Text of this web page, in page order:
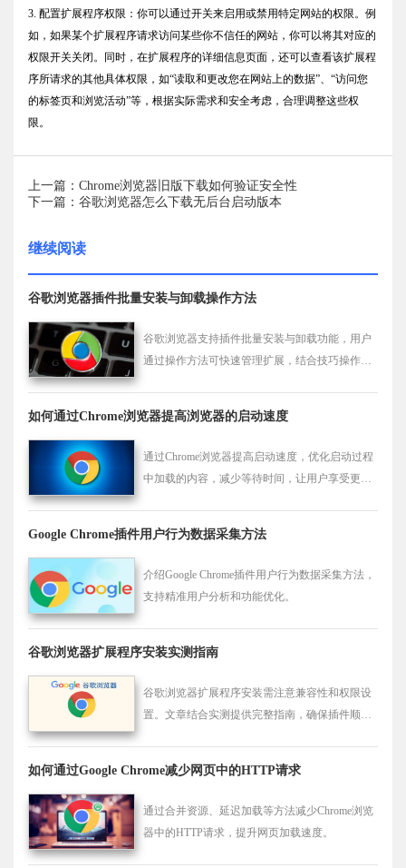
3. 配置扩展程序权限：你可以通过开关来启用或禁用特定网站的权限。例
如，如果某个扩展程序请求访问某些你不信任的网站，你可以将其对应的
权限开关关闭。同时，在扩展程序的详细信息页面，还可以查看该扩展程
序所请求的其他具体权限，如“读取和更改您在网站上的数据”、“访问您
的标签页和浏览活动”等，根据实际需求和安全考虑，合理调整这些权
限。
上一篇：Chrome浏览器旧版下载如何验证安全性
下一篇：谷歌浏览器怎么下载无后台启动版本
继续阅读
谷歌浏览器插件批量安装与卸载操作方法
谷歌浏览器支持插件批量安装与卸载功能，用户
通过操作方法可快速管理扩展，结合技巧操作提
如何通过Chrome浏览器提高浏览器的启动速度
通过Chrome浏览器提高启动速度，优化启动过程
中加载的内容，减少等待时间，让用户享受更加
Google Chrome插件用户行为数据采集方法
介绍Google Chrome插件用户行为数据采集方法，
支持精准用户分析和功能优化。
谷歌浏览器扩展程序安装实测指南
谷歌浏览器扩展程序安装需注意兼容性和权限设
置。文章结合实测提供完整指南，确保插件顺利
如何通过Google Chrome减少网页中的HTTP请求
通过合并资源、延迟加载等方法减少Chrome浏览
器中的HTTP请求，提升网页加载速度。